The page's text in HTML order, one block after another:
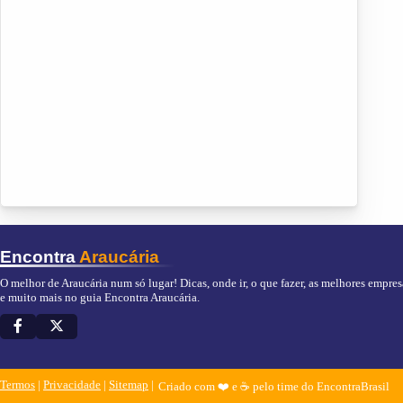
Encontra Araucária
O melhor de Araucária num só lugar! Dicas, onde ir, o que fazer, as melhores
e muito mais no guia Encontra Araucária.
Termos | Privacidade | Sitemap Criado com ❤️ e ☕ pelo time do EncontraBrasil